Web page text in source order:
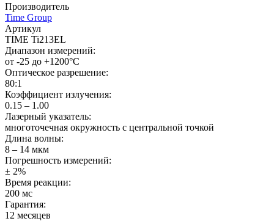
Производитель
Time Group
Артикул
TIME Ti213EL
Диапазон измерений:
от -25 до +1200°С
Оптическое разрешение:
80:1
Коэффициент излучения:
0.15 – 1.00
Лазерный указатель:
многоточечная окружность с центральной точкой
Длина волны:
8 – 14 мкм
Погрешность измерений:
± 2%
Время реакции:
200 мс
Гарантия:
12 месяцев